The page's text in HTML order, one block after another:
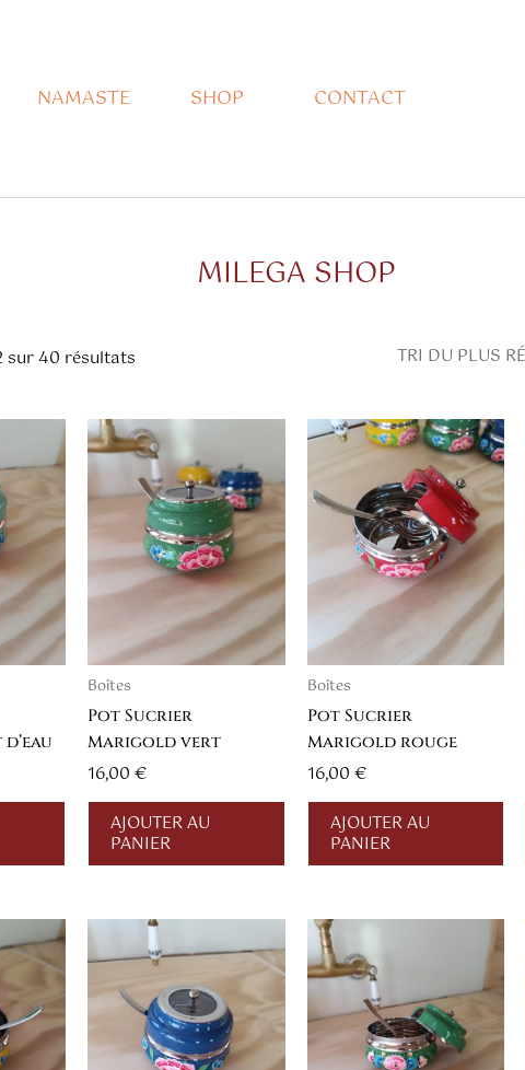
NAMASTE SHOP CONTACT
MILEGA SHOP
sur 40 résultatsdu
plus
ancien
Boîtes
Pot Sucrier
Marigold vert
16,00€
AJOUTER AU
PANIER
Boîtes
Pot Sucrier
Marigold rouge
16,00 €
AJOUTER AU
PANIER